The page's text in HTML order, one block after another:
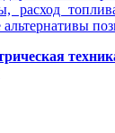
расход